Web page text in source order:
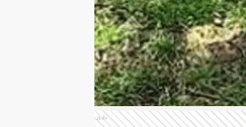
Ads